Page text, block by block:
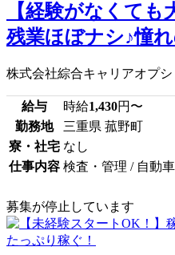
【経験がなくて
残業ほぼナシ♪憧
株式会社綜合キャリアオプシ
給与 時給1,430円〜
勤務地
三重県 菰野町
寮・社宅 なし
仕事内容 検査・管理 / 自動
募集が停止しています